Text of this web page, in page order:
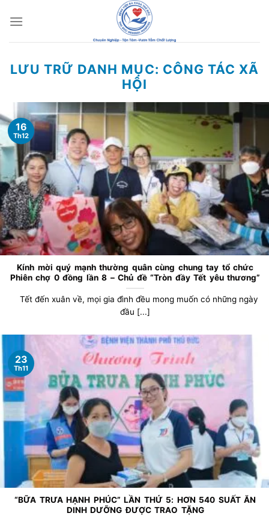
đến
LƯU TRỮ DANH MỤC: CÔNG TÁC XÃ
HỘI
Kính mời quý mạnh thường quân cùng chung tay tổ chức
Phiên chợ 0 đồng lần 8 – Chủ đề “Tròn đầy Tết yêu thương”
Tết đến xuân về, mọi gia đình đều mong muốn có những ngày
đầu [...]
16
Th12
“BỮA TRƯA HẠNH PHÚC” LẦN THỨ 5: HƠN 540 SUẤT ĂN
DINH DƯỠNG ĐƯỢC TRAO TẶNG
23
Th11